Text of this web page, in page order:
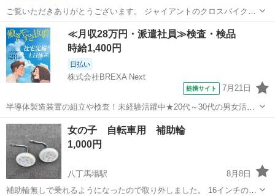
ご覧いただきありがとうございます。 ジャイアントのクロスバイク
「ESCAPE R3（エスケープ R3）」の純正ペダル（左右セット）で
す。 ​パーツ交換後、室内で約12年ほど大切に保管していたものになり
ます。 長期保管品...
熊本 熊本市 西熊本駅 クロスバイク
≪月収28万円・派遣社員≫検査・検品
時給1,400円
日払い
株式会社BREXA Next
提携サイト 7月21日
半導体製造装置の組立や検査！未経験活躍中★20代～30代の男女活躍
中★ワンルーム寮完備！赴任旅費会社負担！マイカー通勤OK！無料駐
車場あり！正社員登用あり！《熊本県菊池郡大津町》 人気の工場のお
仕事 ◇半導体製造装置の組立...
熊本 その他
女の子 自転車用 補助輪
1,000円
八丁馬場駅
8月8日
補助輪無しで乗れるようになったので取り外しました。 16インチの自